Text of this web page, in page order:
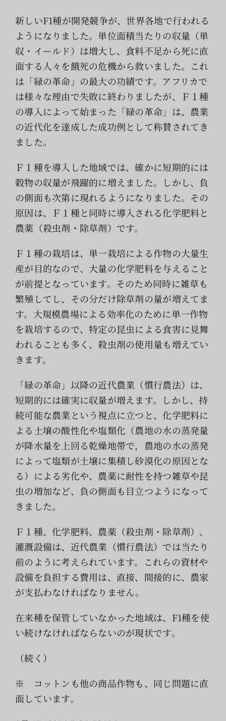
新しいF1種が開発競争が、世界各地で行われる
ようになりました。単位面積当たりの収量（単
収・イールド）は増大し、食料不足から死に直
面する人々を餓死の危機から救いました。これ
は「緑の革命」の最大の功績です。アフリカで
は様々な理由で失敗に終わりましたが、Ｆ１種
の導入によって始まった「緑の革命」は、農業
の近代化を達成した成功例として称賛されてき
ました。
Ｆ１種を導入した地域では、確かに短期的には
穀物の収量が飛躍的に増えました。しかし、負
の側面も次第に現れるようになりました。その
原因は、Ｆ１種と同時に導入される化学肥料と
農薬（殺虫剤・除草剤）です。
Ｆ１種の栽培は、単一栽培による作物の大量生
産が目的なので、大量の化学肥料を与えること
が前提となっています。そのため同時に雑草も
繁殖してし、その分だけ除草剤の量が増えてま
す。大規模農場による効率化のために単一作物
を栽培するので、特定の昆虫による食害に見舞
われることも多く、殺虫剤の使用量も増えてい
きます。
「緑の革命」以降の近代農業（慣行農法）は、
短期的には確実に収量が増えます。しかし、持
続可能な農業という視点に立つと、化学肥料に
よる土壌の酸性化や塩類化（農地の水の蒸発量
が降水量を上回る乾燥地帯で，農地の水の蒸発
によって塩類が土壌に集積し砂漠化の原因とな
る）による劣化や、農薬に耐性を持つ雑草や昆
虫の増加など、負の側面も目立つようになって
きました。
Ｆ１種、化学肥料、農薬（殺虫剤・除草剤）、
灌漑設備は、近代農業（慣行農法）では当たり
前のように考えられています。これらの資材や
設備を負担する費用は、直接、間接的に、農家
が支払わなければなりません。
在来種を保管していなかった地域は、F1種を使
い続けなければならないのが現状です。
（続く）
※ コットンも他の商品作物も、同じ問題に直
面しています。